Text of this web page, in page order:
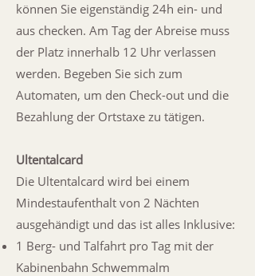
können Sie eigenständig 24h ein- und
aus checken. Am Tag der Abreise muss
der Platz innerhalb 12 Uhr verlassen
werden. Begeben Sie sich zum
Automaten, um den Check-out und die
Bezahlung der Ortstaxe zu tätigen.
Ultentalcard
Die Ultentalcard wird bei einem
Mindestaufenthalt von 2 Nächten
ausgehändigt und das ist alles Inklusive:
1 Berg- und Talfahrt pro Tag mit der
Kabinenbahn Schwemmalm